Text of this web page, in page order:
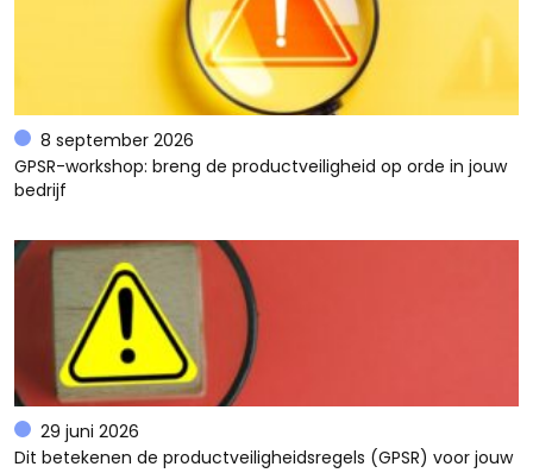
8 september 2026
GPSR-workshop: breng de productveiligheid op orde in jouw
bedrijf
29 juni 2026
Dit betekenen de productveiligheidsregels (GPSR) voor jouw